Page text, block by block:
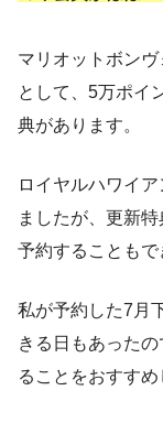
マリオットボン
として、5万ポイ
典があります。
ロイヤルハワイ
ましたが、更新
予約することもで
私が予約した7月
きる日もあった
ることをおすすめ